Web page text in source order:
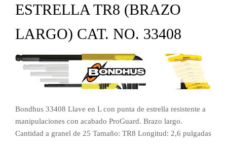
ESTRELLA TR8 (BRAZO
LARGO) CAT. NO. 33408
Bondhus 33408 Llave en L con punta de estrella resistente a
manipulaciones con acabado ProGuard. Brazo largo.
Cantidad a granel de 25 Tamaño: TR8 Longitud: 2,6 pulgadas